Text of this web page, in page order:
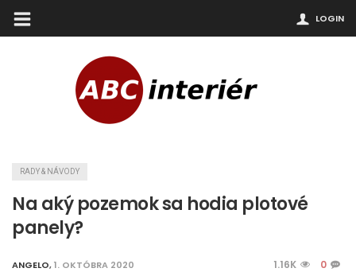
LOGIN
RADY & NÁVODY
Na aký pozemok sa hodia plotové
panely?
ANGELO,1. OKTÓBRA 2020 1.16K 0